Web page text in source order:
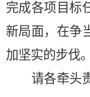
完成各项目标
新局面，在争
加坚实的步伐。
请各牵头